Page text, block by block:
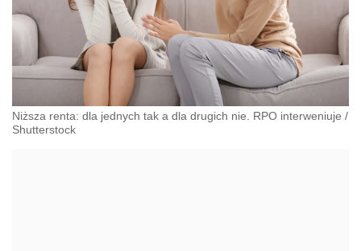
Niższa renta: dla jednych tak a dla drugich nie. RPO interweniuje /
Shutterstock